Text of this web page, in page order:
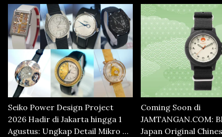
Seiko Power Design Project
2026 Hadir di Jakarta hingga 1
Agustus: Ungkap Detail Mikro di
Coming Soon di
JAMTANGAN.COM:
Japan Original